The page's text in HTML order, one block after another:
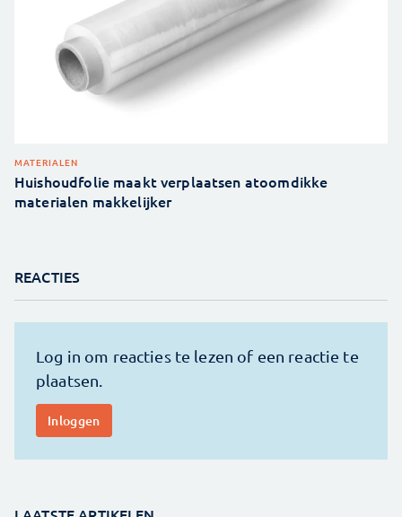
MATERIALEN
Huishoudfolie maakt verplaatsen atoomdikke
materialen makkelijker
REACTIES